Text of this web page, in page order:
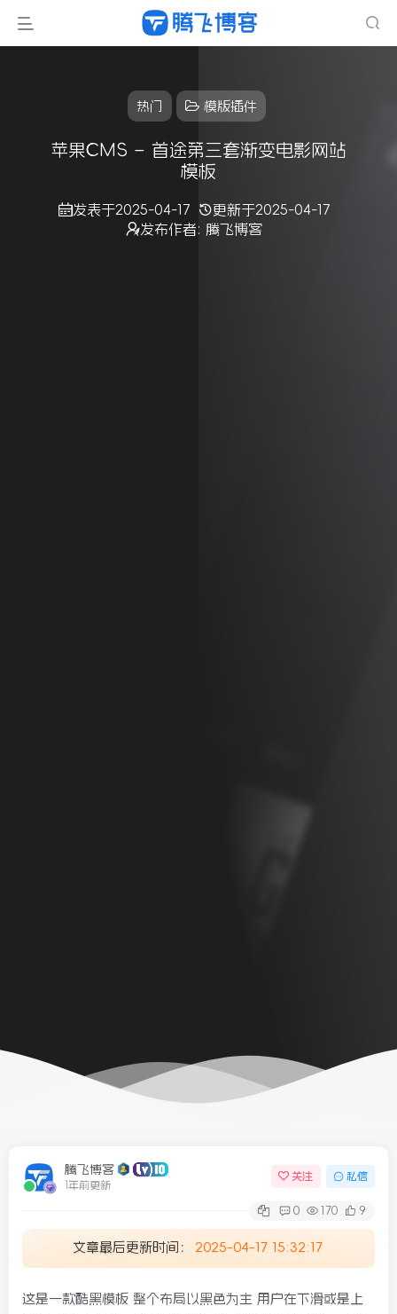
热门 模版插件
苹果CMS – 首途第三套渐变电影网站
模板
发表于2025-04-17 更新于2025-04-17
发布作者: 腾飞博客
腾飞博客
1年前更新
关注 私信
0 170 9
文章最后更新时间： 2025-04-17 15:32:17
这是一款酷黑模板 整个布局以黑色为主 用户在下滑或是上